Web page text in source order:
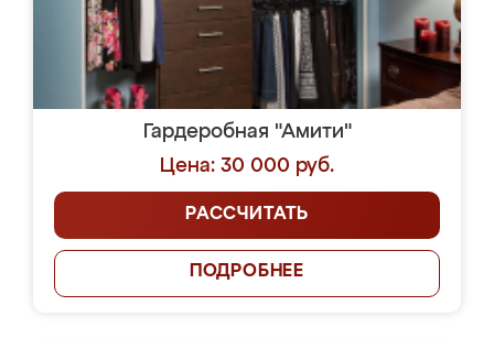
Гардеробная "Амити"
Цена: 30 000 руб.
РАССЧИТАТЬ
ПОДРОБНЕЕ